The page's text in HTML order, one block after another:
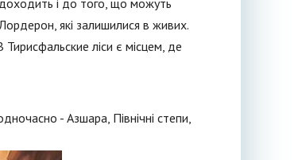
і до того, що можуть
які залишилися в живих.
ліси є місцем, де
- Азшара, Північні степи,